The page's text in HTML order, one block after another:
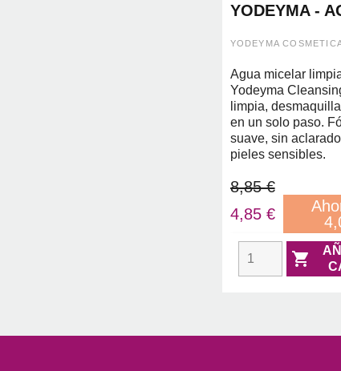
YODEYMA -
CARE 150ML
YODEYMA
Agua micelar
Yodeyma
limpia,
en un solo paso.
suave, sin
pieles sensibles.
8,85 €
4,85 €
